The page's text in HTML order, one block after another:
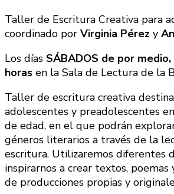
Taller de Escritura Creativa para
coordinado por Virginia Pérez y
Los días SÁBADOS de por
horas en la Sala de Lectura de la
Taller de escritura creativa
adolescentes y preadolescentes
de edad, en el que podrán
géneros literarios a través de la
escritura. Utilizaremos diferentes
inspirarnos a crear textos,
de producciones propias y